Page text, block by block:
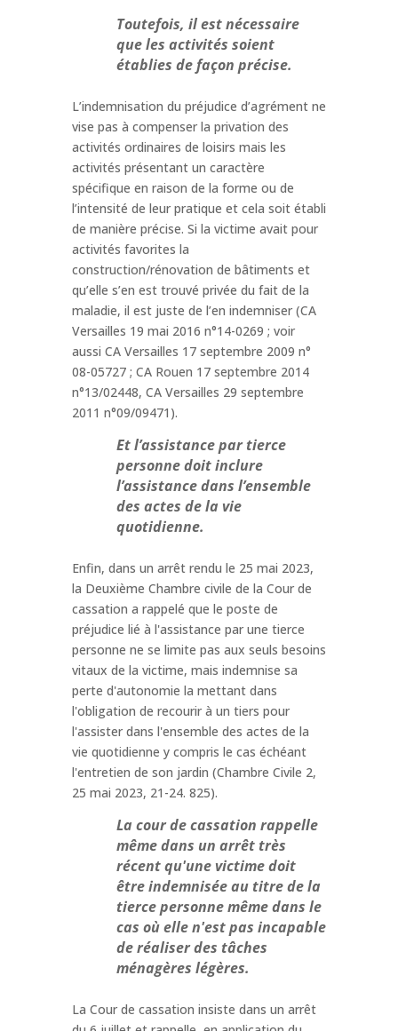
Toutefois, il est nécessaire
que les activités soient
établies de façon précise.
L’indemnisation du préjudice d’agrément ne
vise pas à compenser la privation des
activités ordinaires de loisirs mais les
activités présentant un caractère
spécifique en raison de la forme ou de
l’intensité de leur pratique et cela soit établi
de manière précise. Si la victime avait pour
activités favorites la
construction/rénovation de bâtiments et
qu’elle s’en est trouvé privée du fait de la
maladie, il est juste de l’en indemniser (CA
Versailles 19 mai 2016 n°14-0269 ; voir
aussi CA Versailles 17 septembre 2009 n°
08-05727 ; CA Rouen 17 septembre 2014
n°13/02448, CA Versailles 29 septembre
2011 n°09/09471).
Et l’assistance par tierce
personne doit inclure
l’assistance dans l’ensemble
des actes de la vie
quotidienne.
Enfin, dans un arrêt rendu le 25 mai 2023,
la Deuxième Chambre civile de la Cour de
cassation a rappelé que le poste de
préjudice lié à l'assistance par une tierce
personne ne se limite pas aux seuls besoins
vitaux de la victime, mais indemnise sa
perte d'autonomie la mettant dans
l'obligation de recourir à un tiers pour
l'assister dans l'ensemble des actes de la
vie quotidienne y compris le cas échéant
l'entretien de son jardin (Chambre Civile 2,
25 mai 2023, 21-24. 825).
La cour de cassation rappelle
même dans un arrêt très
récent qu'une victime doit
être indemnisée au titre de la
tierce personne même dans le
cas où elle n'est pas incapable
de réaliser des tâches
ménagères légères.
La Cour de cassation insiste dans un arrêt